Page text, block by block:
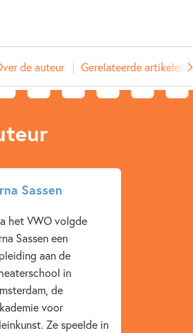
Dagelijks leven
Erna Sassen
de auteur Gerelateerde artikelen
Sassen
het VWO volgde
Sassen een
aan de
in
de
voor
Ze speelde in